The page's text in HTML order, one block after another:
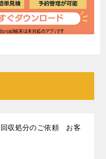
回収処分のご依頼 お客